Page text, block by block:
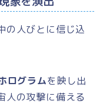
の人びとに信じ込
ログラムを映し出
人の攻撃に備える